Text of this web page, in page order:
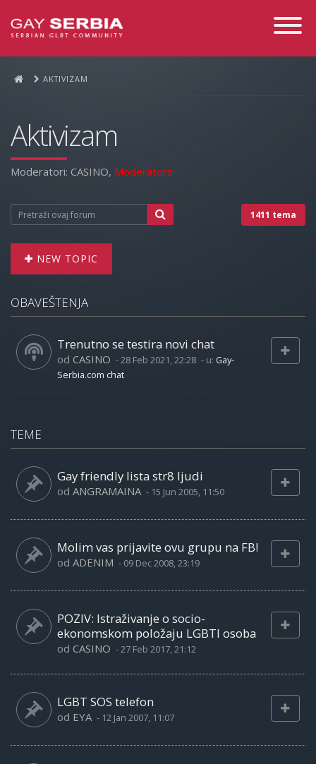
Toggle
AKTIVIZAM
Aktivizam
Moderatori: CASINO, Moderators
1411 tema
NEW TOPIC
OBAVEŠTENJA
Trenutno se testira novi chat
od CASINO -28 Feb 2021, 22:28 - u: Gay-
Serbia.com chat
TEME
Gay friendly lista str8 ljudi
od ANGRAMAINA - 15 Jun 2005, 11:50
Molim vas prijavite ovu grupu na FB!
od ADENIM - 09 Dec 2008, 23:19
POZIV: Istraživanje o socio-
ekonomskom položaju LGBTI osoba
od CASINO -27 Feb 2017, 21:12
LGBT SOS telefon
od EYA - 12 Jan 2007, 11:07